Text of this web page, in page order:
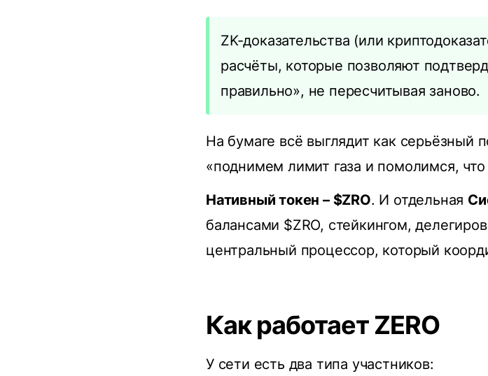
ZK-доказательства (или
расчёты, которые позволяют
правильно», не пересчитывая заново.
На бумаге всё выглядит как серьёзный
«поднимем лимит газа и помолимся,
Нативный токен – $ZRO. И отдельная
балансами $ZRO, стейкингом,
центральный процессор, который
Как работает ZERO
У сети есть два типа участников: